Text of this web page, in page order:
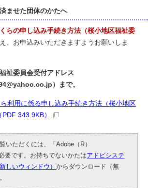
ませた団体のかたへ
らの申し込み手続き方法（桜小地区福祉委
、お申込みいただきますようお願いしま
祉委員会受付アドレス
）まで。
利用に係る申し込み手続き方法（桜小地区
343.9KB）
いただくには、「Adobe（R）
要です。お持ちでないかたはアドビシステ
しいウィンドウ）からダウンロード（無